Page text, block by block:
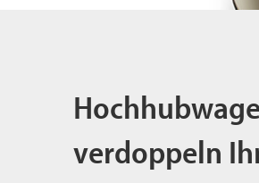
verdoppeln